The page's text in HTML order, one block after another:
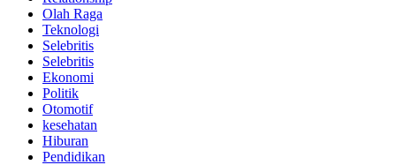
Olah Raga
Teknologi
Selebritis
Selebritis
Ekonomi
Politik
Otomotif
kesehatan
Hiburan
Pendidikan